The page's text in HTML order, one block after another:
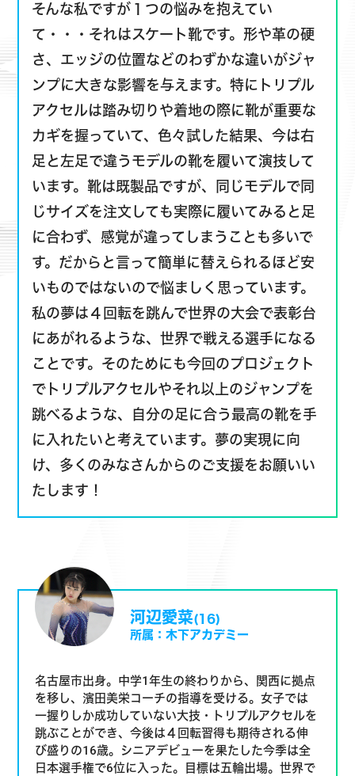
そんな私ですが１つの悩みを抱えてい
て・・・それはスケート靴です。形や革の硬
さ、エッジの位置などのわずかな違いがジャ
ンプに大きな影響を与えます。特にトリプル
アクセルは踏み切りや着地の際に靴が重要な
カギを握っていて、色々試した結果、今は右
足と左足で違うモデルの靴を履いて演技して
います。靴は既製品ですが、同じモデルで同
じサイズを注文しても実際に履いてみると足
に合わず、感覚が違ってしまうことも多いで
す。だからと言って簡単に替えられるほど安
いものではないので悩ましく思っています。
私の夢は４回転を跳んで世界の大会で表彰台
にあがれるような、世界で戦える選手になる
ことです。そのためにも今回のプロジェクト
でトリプルアクセルやそれ以上のジャンプを
跳べるような、自分の足に合う最高の靴を手
に入れたいと考えています。夢の実現に向
け、多くのみなさんからのご支援をお願いい
たします！
河辺愛菜(16)
所属：木下アカデミー
名古屋市出身。中学1年生の終わりから、関西に拠点
を移し、濱田美栄コーチの指導を受ける。女子では
一握りしか成功していない大技・トリプルアクセルを
跳ぶことができ、今後は４回転習得も期待される伸
び盛りの16歳。シニアデビューを果たした今季は全
日本選手権で6位に入った。目標は五輪出場。世界で